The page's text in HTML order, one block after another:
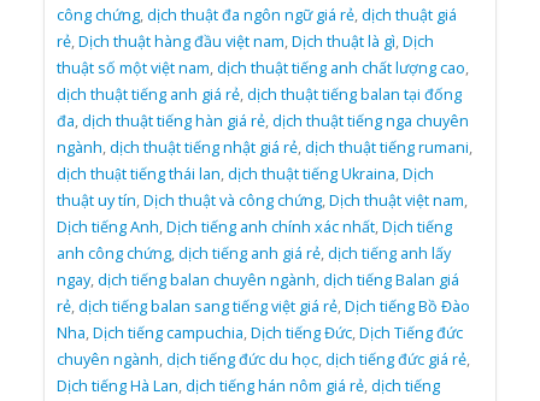
công chứng,dịch thuật đa ngôn ngữ giá rẻ,dịch thuật giá
rẻ,Dịch thuật hàng đầu việt nam,Dịch thuật là gì,Dịch
thuật số một việt nam,dịch thuật tiếng anh chất lượng cao,
dịch thuật tiếng anh giá rẻ,dịch thuật tiếng balan tại đống
đa,dịch thuật tiếng hàn giá rẻ,dịch thuật tiếng nga chuyên
ngành,dịch thuật tiếng nhật giá rẻ,dịch thuật tiếng rumani,
dịch thuật tiếng thái lan,dịch thuật tiếng Ukraina,Dịch
thuật uy tín,Dịch thuật và công chứng,Dịch thuật việt nam,
Dịch tiếng Anh,Dịch tiếng anh chính xác nhất,Dịch tiếng
anh công chứng,dịch tiếng anh giá rẻ,dịch tiếng anh lấy
ngay,dịch tiếng balan chuyên ngành,dịch tiếng Balan giá
rẻ,dịch tiếng balan sang tiếng việt giá rẻ,Dịch tiếng Bồ Đào
Nha,Dịch tiếng campuchia,Dịch tiếng Đức,Dịch Tiếng đức
chuyên ngành,dịch tiếng đức du học,dịch tiếng đức giá rẻ,
Dịch tiếng Hà Lan,dịch tiếng hán nôm giá rẻ,dịch tiếng